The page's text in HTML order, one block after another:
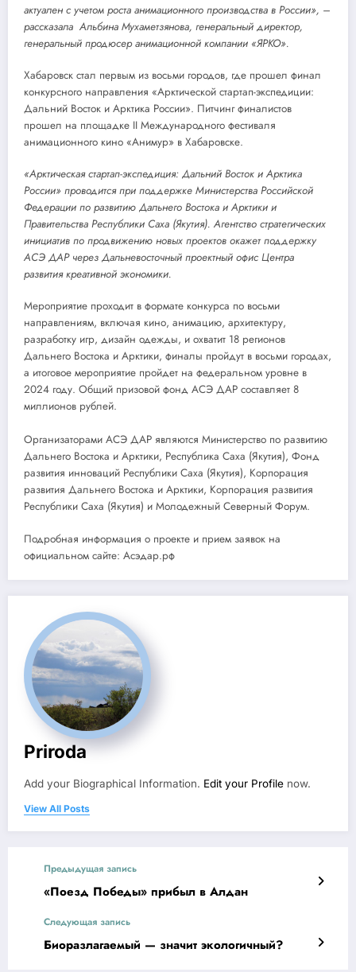
актуален с учетом роста анимационного производства в России», –
рассказала Альбина Мухаметзянова, генеральный директор,
генеральный продюсер анимационной компании «ЯРКО».
Хабаровск стал первым из восьми городов, где прошел финал
конкурсного направления «Арктической стартап-экспедиции:
Дальний Восток и Арктика России». Питчинг финалистов
прошел на площадке II Международного фестиваля
анимационного кино «Анимур» в Хабаровске.
«Арктическая стартап-экспедиция: Дальний Восток и Арктика
России» проводится при поддержке Министерства Российской
Федерации по развитию Дальнего Востока и Арктики и
Правительства Республики Саха (Якутия). Агентство стратегических
инициатив по продвижению новых проектов окажет поддержку
АСЭ ДАР через Дальневосточный проектный офис Центра
развития креативной экономики.
Мероприятие проходит в формате конкурса по восьми
направлениям, включая кино, анимацию, архитектуру,
разработку игр, дизайн одежды, и охватит 18 регионов
Дальнего Востока и Арктики, финалы пройдут в восьми городах,
а итоговое мероприятие пройдет на федеральном уровне в
2024 году. Общий призовой фонд АСЭ ДАР составляет 8
миллионов рублей.
Организаторами АСЭ ДАР являются Министерство по развитию
Дальнего Востока и Арктики, Республика Саха (Якутия), Фонд
развития инноваций Республики Саха (Якутия), Корпорация
развития Дальнего Востока и Арктики, Корпорация развития
Республики Саха (Якутия) и Молодежный Северный Форум.
Подробная информация о проекте и прием заявок на
официальном сайте: Асэдар.рф
Priroda
Add your Biographical Information. Edit your Profile now.
View All Posts
Предыдущая запись
«Поезд Победы» прибыл в Алдан
Следующая запись
Биоразлагаемый — значит экологичный?